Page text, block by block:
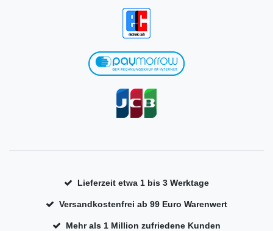
Lieferzeit etwa 1 bis 3 Werktage
Versandkostenfrei ab 99 Euro Warenwert
Mehr als 1 Million zufriedene Kunden